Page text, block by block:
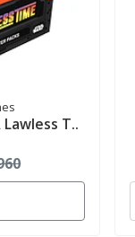
T..